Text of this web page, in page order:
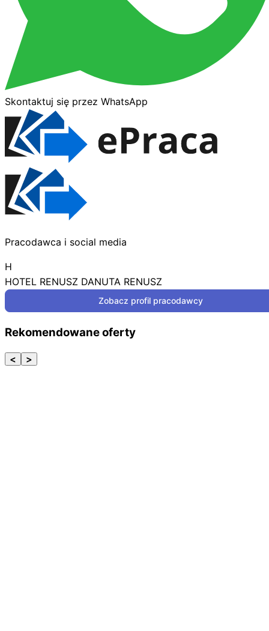
Skontaktuj się przez WhatsApp
Pracodawca i social media
H
HOTEL RENUSZ DANUTA RENUSZ
Zobacz profil pracodawcy
Rekomendowane oferty
< >